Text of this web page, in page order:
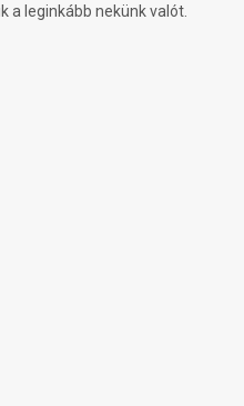
a leginkább nekünk valót.